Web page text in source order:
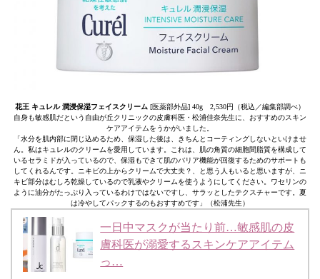
花王 キュレル 潤浸保湿フェイスクリーム [医薬部外品] 40g 2,530円（税込／編集部調べ）
自身も敏感肌だという自由が丘クリニックの皮膚科医・松浦佳奈先生に、おすすめのスキン
ケアアイテムをうかがいました。
「水分を肌内部に閉じ込めるため、保湿した後は、きちんとコーティングしないといけませ
ん。私はキュレルのクリームを愛用しています。これは、肌の角質の細胞間脂質を構成して
いるセラミドが入っているので、保湿もできて肌のバリア機能が回復するためのサポートも
してくれるんです。ニキビの上からクリームで大丈夫？、と思う人もいると思いますが、ニ
キビ部分はむしろ乾燥しているので乳液やクリームを使うようにしてください。ワセリンの
ように油分がたっぷり入っているわけではないですし、サラッとしたテクスチャーです。夏
は冷やしてパックするのもおすすめです」（松浦先生）
一日中マスクが当たり前…敏感肌の皮
膚科医が溺愛するスキンケアアイテム
っ…